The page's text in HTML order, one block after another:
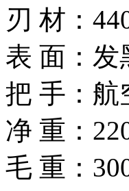
刃 材：
表 面：发
把 手：航
净 重：
毛 重：